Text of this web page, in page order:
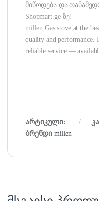
მიწოდება და
Shopmart.ge-ზე!
millen Gas stove at the
quality and performance.
reliable service —
არტიკული:
ბრენდიmillen